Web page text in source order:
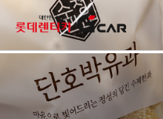
skip navigation